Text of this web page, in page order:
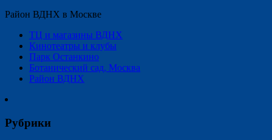
Район ВДНХ в Москве
ТЦ и магазины ВДНХ
Кинотеатры и клубы
Парк Останкино
Ботанический сад, Москва
Район ВДНХ
Рубрики